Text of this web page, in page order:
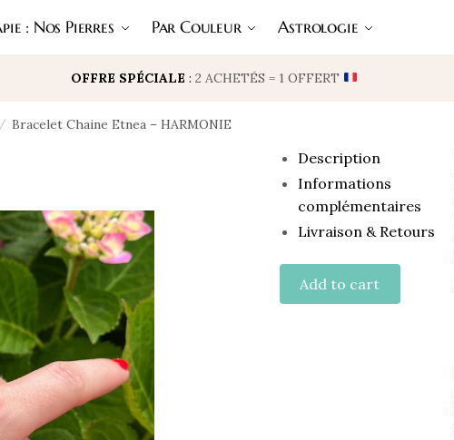
: Nos Pierres Par Couleur Astrologie
OFFRE SPÉCIALE:2 ACHETÉS = 1 OFFERT
/ Bracelet Chaine Etnea – HARMONIE
Description
Informations
complémentaires
Livraison & Retours
Add to cart